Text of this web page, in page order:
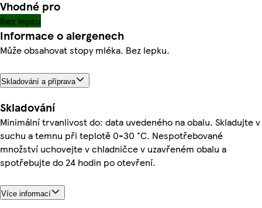
Vhodné pro
Bez lepku
Informace o alergenech
Může obsahovat stopy mléka. Bez lepku.
Skladování a příprava
Skladování
Minimální trvanlivost do: data uvedeného na obalu. Skladujte v
suchu a temnu při teplotě 0-30 °C. Nespotřebované
množství uchovejte v chladničce v uzavřeném obalu a
spotřebujte do 24 hodin po otevření.
Více informací